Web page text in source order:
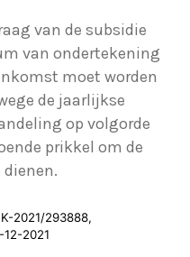
van de subsidie
van ondertekening
moet worden
de jaarlijkse
op volgorde
prikkel om de
2021/293888,
2021